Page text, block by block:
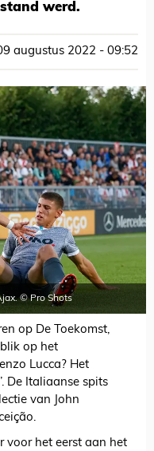
werd.
augustus 2022 - 09:52
© Pro Shots
op De Toekomst,
op het
Lucca? Het
De Italiaanse spits
van John
voor het eerst aan het